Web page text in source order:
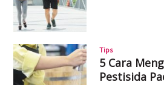
Tips
5 Cara
Pestisida